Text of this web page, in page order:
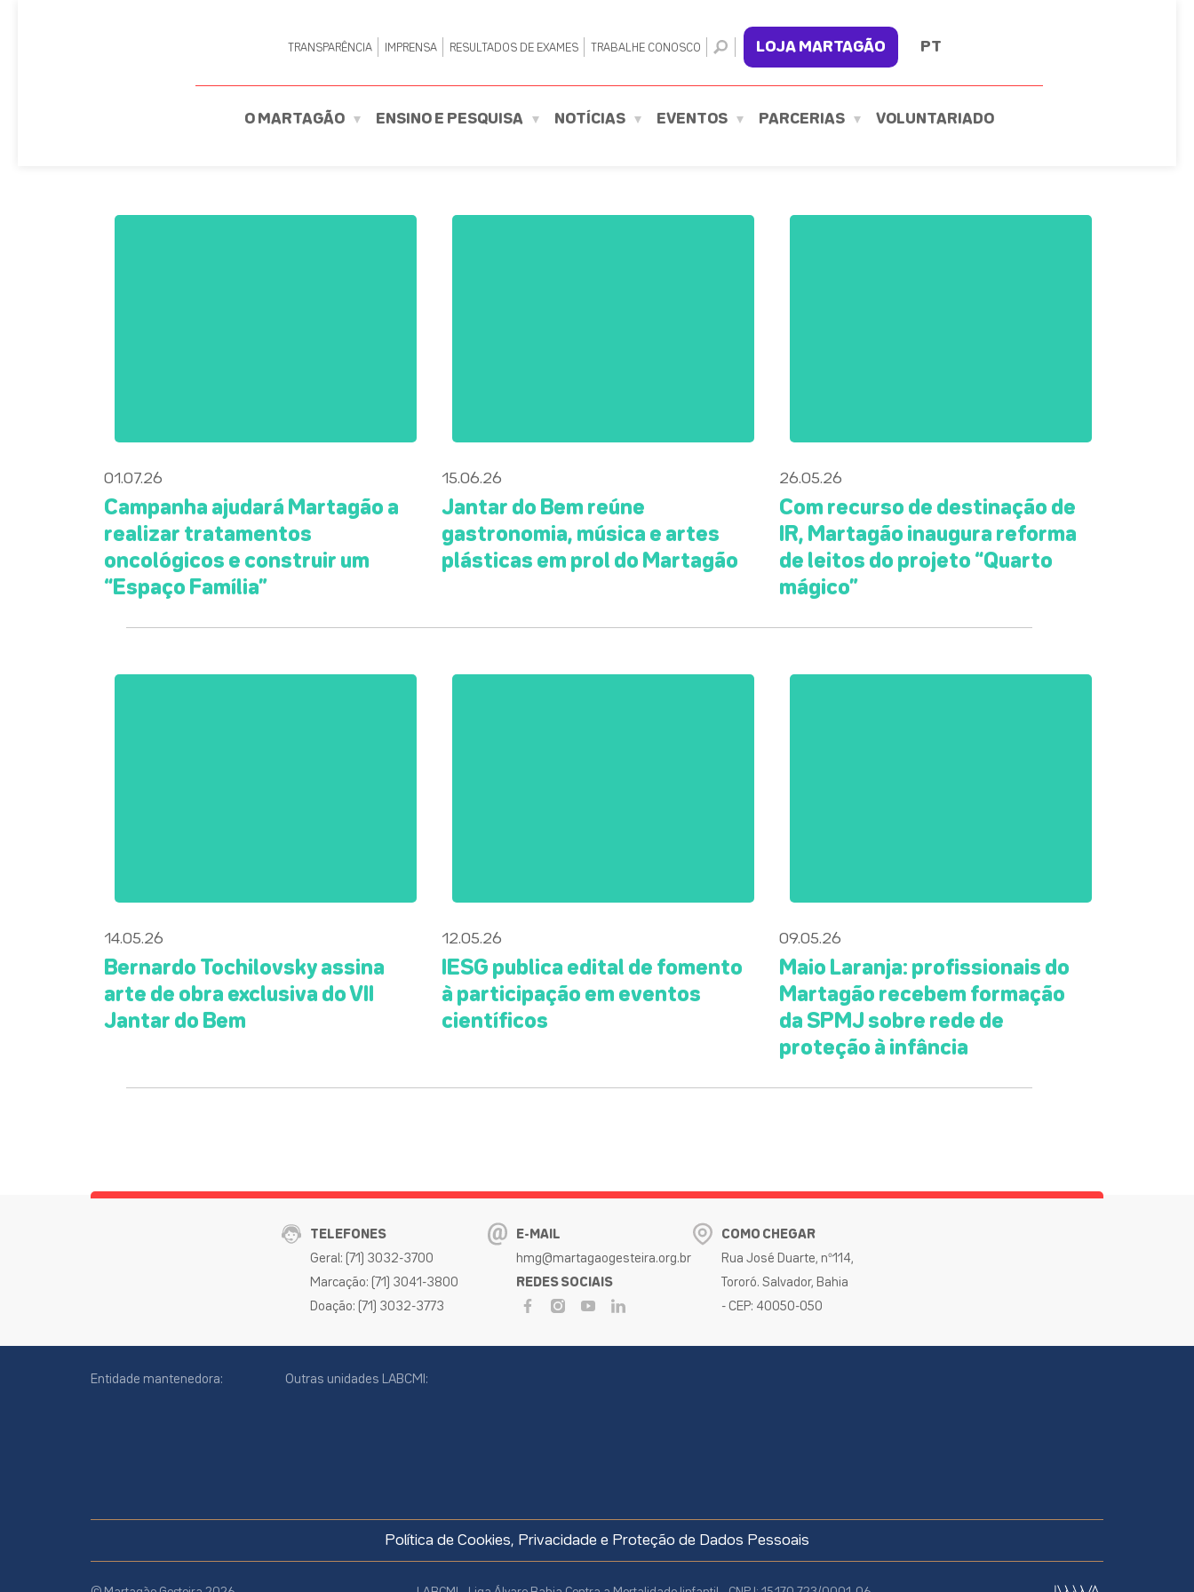
TRANSPARÊNCIA IMPRENSA RESULTADOS DE EXAMES TRABALHE CONOSCO LOJA MARTAGÃO PT
O MARTAGÃO ENSINO E PESQUISA NOTÍCIAS EVENTOS PARCERIAS VOLUNTARIADO
online
cookies
01.07.26
Campanha ajudará Martagão a
realizar tratamentos
oncológicos e construir um
“Espaço Família”
15.06.26
Jantar do Bem reúne
gastronomia, música e artes
plásticas em prol do Martagão
26.05.26
Com recurso de destinação de
IR, Martagão inaugura reforma
de leitos do projeto “Quarto
mágico”
14.05.26
Bernardo Tochilovsky assina
arte de obra exclusiva do VII
Jantar do Bem
12.05.26
IESG publica edital de fomento
à participação em eventos
científicos
09.05.26
Maio Laranja: profissionais do
Martagão recebem formação
da SPMJ sobre rede de
proteção à infância
TELEFONES
Geral: (71) 3032-3700
Marcação: (71) 3041-3800
Doação: (71) 3032-3773
E-MAIL
hmg@martagaogesteira.org.br
REDES SOCIAIS
COMO CHEGAR
Rua José Duarte, nº114,
Tororó. Salvador, Bahia
- CEP: 40050-050
Entidade mantenedora: Outras unidades LABCMI:
Política de Cookies, Privacidade e Proteção de Dados Pessoais